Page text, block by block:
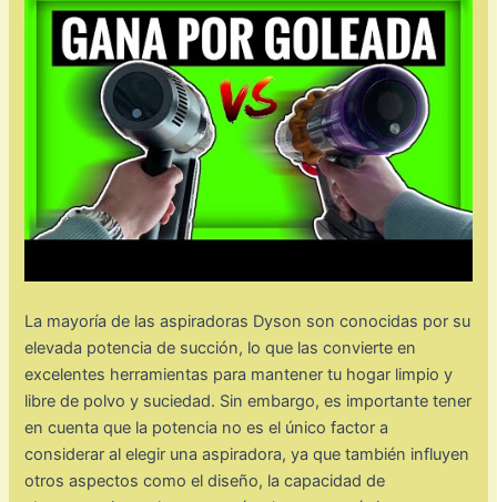
La mayoría de las aspiradoras Dyson son conocidas por su
elevada potencia de succión, lo que las convierte en
excelentes herramientas para mantener tu hogar limpio y
libre de polvo y suciedad. Sin embargo, es importante tener
en cuenta que la potencia no es el único factor a
considerar al elegir una aspiradora, ya que también influyen
otros aspectos como el diseño, la capacidad de